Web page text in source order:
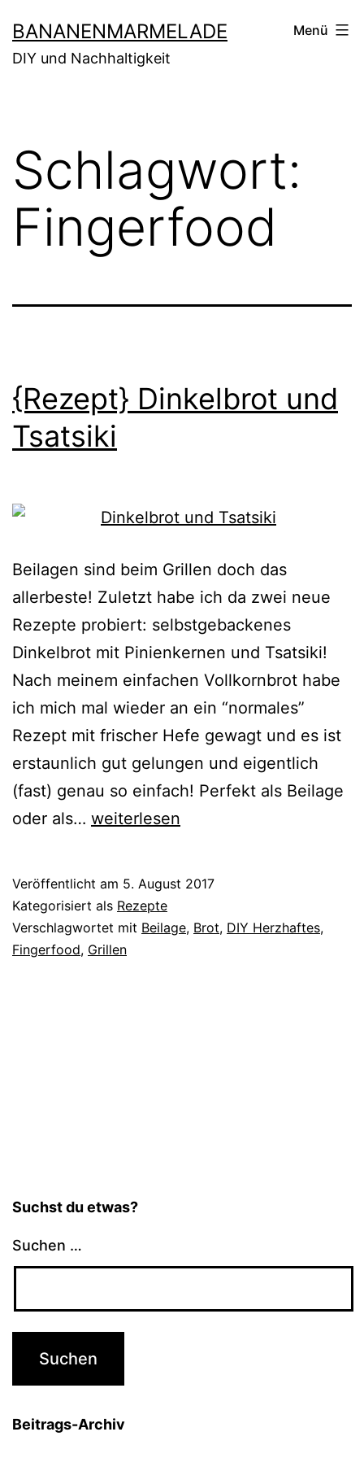
Inhalt
springen
BANANENMARMELADE
DIY und Nachhaltigkeit
Menü
Schlagwort:
Fingerfood
{Rezept} Dinkelbrot und
Tsatsiki
Beilagen sind beim Grillen doch das
allerbeste! Zuletzt habe ich da zwei neue
Rezepte probiert: selbstgebackenes
Dinkelbrot mit Pinienkernen und Tsatsiki!
Nach meinem einfachen Vollkornbrot habe
ich mich mal wieder an ein “normales”
Rezept mit frischer Hefe gewagt und es ist
erstaunlich gut gelungen und eigentlich
(fast) genau so einfach! Perfekt als Beilage
oder als… {Rezept}
Tsatsiki
weiterlesen
Veröffentlicht am 5. August 2017
Kategorisiert als Rezepte
Verschlagwortet mit Beilage, Brot, DIY Herzhaftes,
Fingerfood, Grillen
Suchst du etwas?
Suchen …
Beitrags-Archiv